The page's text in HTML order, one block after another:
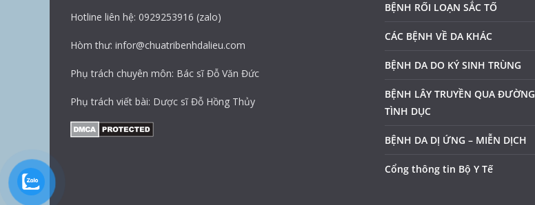
Hotline liên hệ: 0929253916 (zalo)
Hòm thư: infor@chuatribenhdalieu.com
Phụ trách chuyên môn: Bác sĩ Đỗ Văn Đức
Phụ trách viết bài: Dược sĩ Đỗ Hồng Thủy
BỆNH RỐI LOẠN SẮC TỐ
CÁC BỆNH VỀ DA KHÁC
BỆNH DA DO KÝ SINH TRÙNG
BỆNH LÂY TRUYỀN QUA ĐƯỜNG
TÌNH DỤC
BỆNH DA DỊ ỨNG – MIỄN DỊCH
Cổng thông tin Bộ Y Tế